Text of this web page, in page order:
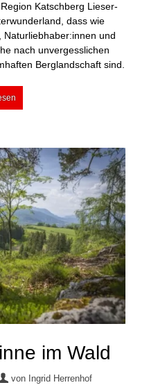
Katschberg Lieser-
dass wie
und
nach unvergesslichen
Berglandschaft sind.
im Wald
von Ingrid Herrenhof